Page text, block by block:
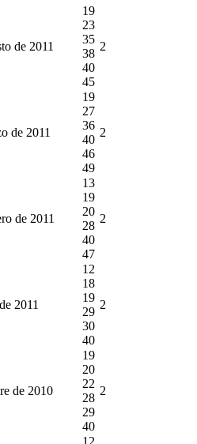
de 2011
19
23
35
38
40
45
2
de 2011
19
27
36
40
46
49
2
de 2011
13
19
20
28
40
47
2
2011
12
18
19
29
30
40
2
de 2010
19
20
22
28
29
40
2
12